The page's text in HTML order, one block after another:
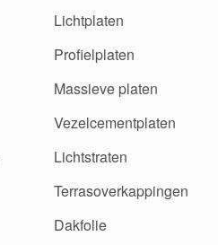
Lichtplaten
Profielplaten
Massieve platen
Vezelcementplaten
Lichtstraten
Terrasoverkappingen
Dakfolie